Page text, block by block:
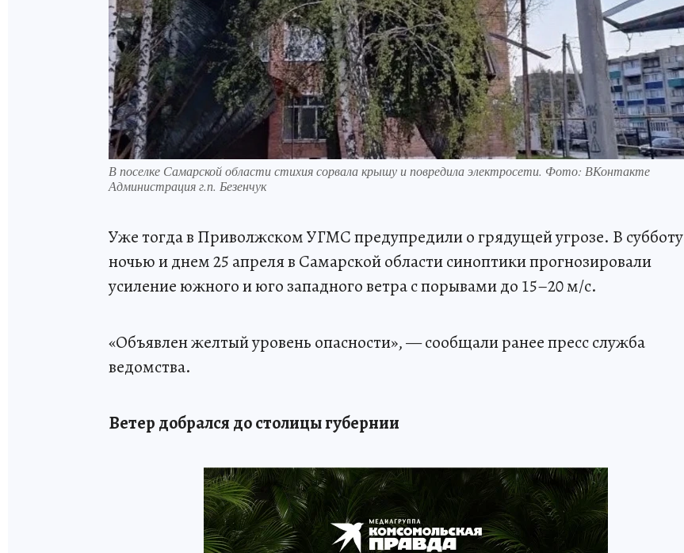
В поселке Самарской области стихия сорвала крышу и повредила электросети. Фото: ВКонтакте
Администрация г.п. Безенчук
Уже тогда в Приволжском УГМС предупредили о грядущей угрозе. В субботу
ночью и днем 25 апреля в Самарской области синоптики прогнозировали
усиление южного и юго западного ветра с порывами до 15–20 м/с.
«Объявлен желтый уровень опасности», — сообщали ранее пресс служба
ведомства.
Ветер добрался до столицы губернии